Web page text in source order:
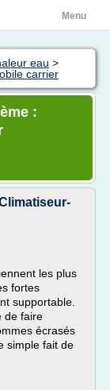
Menu
eau >
carrier
:
les plus
fortes
supportable.
de faire
écrasés
simple fait de